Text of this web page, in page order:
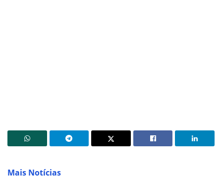
Mais Notícias